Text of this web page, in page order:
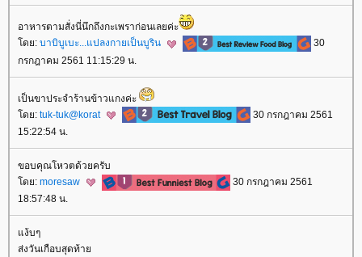
อาหารตามสั่งนี่นึกถึงกะเพราก่อนเลยค่ะ
ดย: บาบิบูเบะ...แปลงกายเป็นบูริน
30
กรกฎาคม 2561 11:15:29 น.
เป็นขาประจำร้านข้าวแกงค่ะ
ดย: tuk-tuk@korat
30 กรกฎาคม 2561
15:22:54 น.
ขอบคุณโหวตด้วยครับ
ดย: moresaw
30 กรกฎาคม 2561
18:57:48 น.
ง้บๆ
ส่งวันเกือบสุดท้า